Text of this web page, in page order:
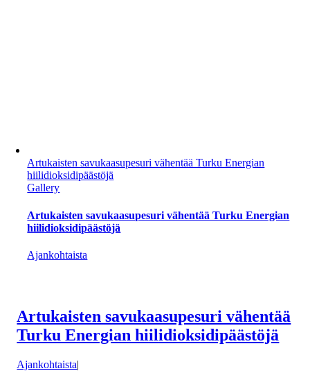
Artukaisten savukaasupesuri vähentää Turku Energian
hiilidioksidipäästöjä
Gallery
Artukaisten savukaasupesuri vähentää Turku Energian
hiilidioksidipäästöjä
Ajankohtaista
Artukaisten savukaasupesuri vähentää
Turku Energian hiilidioksidipäästöjä
Ajankohtaista|